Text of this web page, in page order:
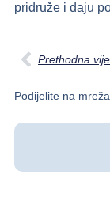
pridruže i daju
Prethodna
Podijelite na